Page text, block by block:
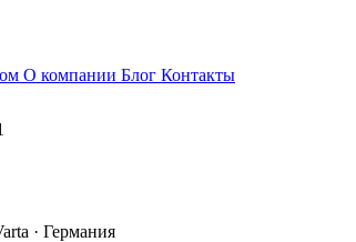
О компании Блог Контакты
· Германия